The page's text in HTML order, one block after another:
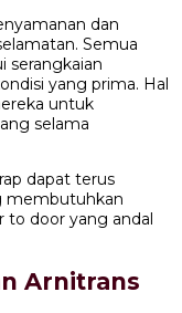
dan
Semua
serangkaian
yang prima. Hal
untuk
selama
dapat terus
membutuhkan
to door yang andal
Arnitrans